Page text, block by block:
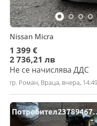
Nissan Micra
1 399 €
2 736,21 лв
Не се начислява ДДС
гр. Роман, Враца, вчера, 14:49